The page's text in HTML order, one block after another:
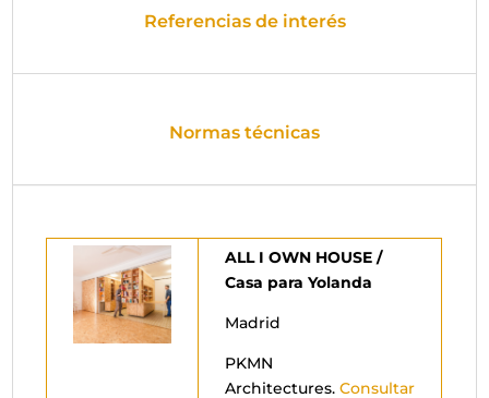
Referencias de interés
Normas técnicas
ALL I OWN HOUSE /
Casa para Yolanda
Madrid
PKMN
Architectures.Consultar